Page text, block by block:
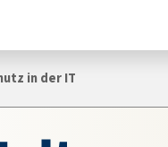
in der IT